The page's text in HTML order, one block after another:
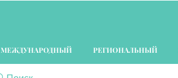
МЕЖДУНАРОДНЫЙ РЕГИОНАЛЬНЫЙ